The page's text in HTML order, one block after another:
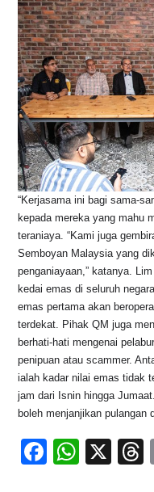
“Kerjasama ini bagi sama-
kepada mereka yang mahu
teraniaya. “Kami juga
Semboyan Malaysia yang
penganiayaan,” katanya.
kedai emas di seluruh
emas pertama akan
terdekat. Pihak QM juga
berhati-hati mengenai
penipuan atau scammer.
ialah kadar nilai emas tidak
jam dari Isnin hingga
boleh menjanjikan pulangan
F
W
X